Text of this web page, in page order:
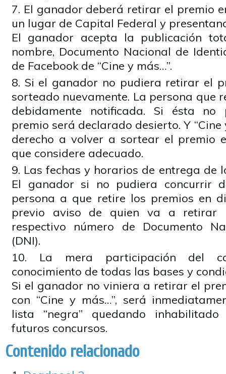
El ganador deberá retirar el premio
un lugar de Capital Federal y
El ganador acepta la publicación
nombre, Documento Nacional de
de Facebook de “Cine y más…”.
Si el ganador no pudiera retirar el
sorteado nuevamente. La persona que
debidamente notificada. Si ésta no
premio será declarado desierto. Y “Cine
derecho a volver a sortear el premio
que considere adecuado.
Las fechas y horarios de entrega de
El ganador si no pudiera concurrir
persona a que retire los premios en
previo aviso de quien va a retirar
respectivo número de Documento
(DNI).
La mera participación del
conocimiento de todas las bases y
Si el ganador no viniera a retirar el
con “Cine y más…”, será
lista “negra” quedando
futuros concursos.
Contenido relacionado